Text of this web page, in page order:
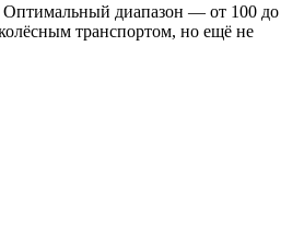
Оптимальный диапазон — от 100 до
транспортом, но ещё не